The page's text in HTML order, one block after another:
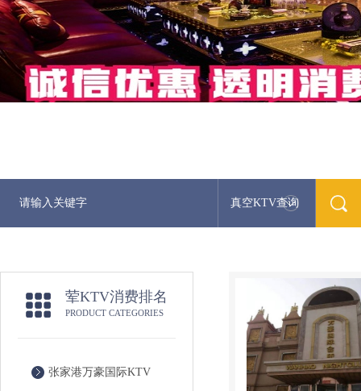
真空KTV查询
荤KTV消费排名
PRODUCT CATEGORIES
张家港万豪国际KTV